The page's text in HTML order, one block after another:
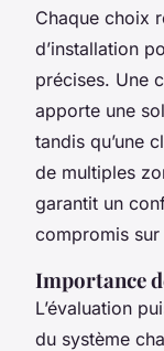
Chaque choix
d’installation
précises. Une
apporte une
tandis qu’une
de multiples
garantit un
compromis
Importance
L’évaluation
du système